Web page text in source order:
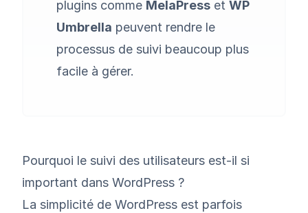
plugins comme MelaPress et WP
Umbrella peuvent rendre le
processus de suivi beaucoup plus
facile à gérer.
Pourquoi le suivi des utilisateurs est-il si
important dans WordPress ?
La simplicité de WordPress est parfois